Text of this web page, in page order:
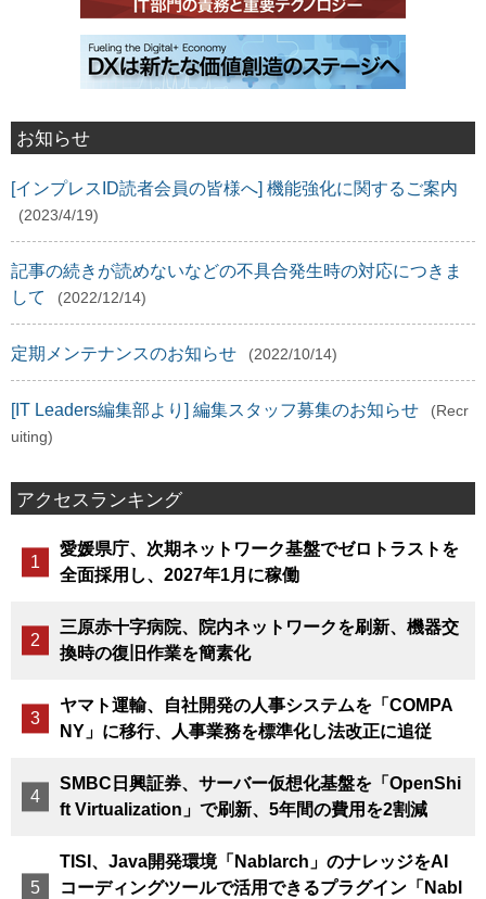
お知らせ
[インプレスID読者会員の皆様へ] 機能強化に関するご案内
(2023/4/19)
記事の続きが読めないなどの不具合発生時の対応につきま
して
(2022/12/14)
定期メンテナンスのお知らせ (2022/10/14)
[IT Leaders編集部より] 編集スタッフ募集のお知らせ
(Recr
uiting)
アクセスランキング
愛媛県庁、次期ネットワーク基盤でゼロトラストを
全面採用し、2027年1月に稼働
三原赤十字病院、院内ネットワークを刷新、機器交
換時の復旧作業を簡素化
ヤマト運輸、自社開発の人事システムを「COMPA
NY」に移行、人事業務を標準化し法改正に追従
SMBC日興証券、サーバー仮想化基盤を「OpenShi
ft Virtualization」で刷新、5年間の費用を2割減
TISI、Java開発環境「Nablarch」のナレッジをAI
コーディングツールで活用できるプラグイン「Nabl